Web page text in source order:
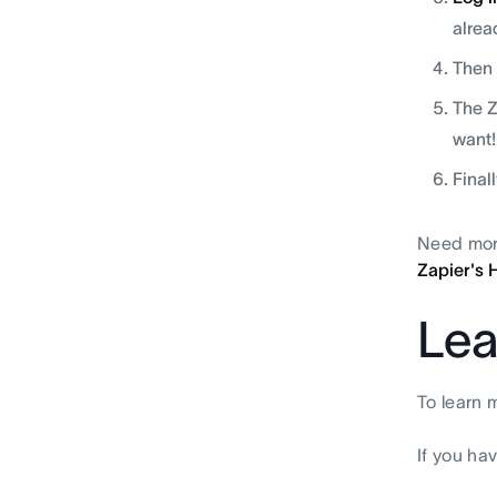
The
want!
Need
Zapier's
To learn
If you